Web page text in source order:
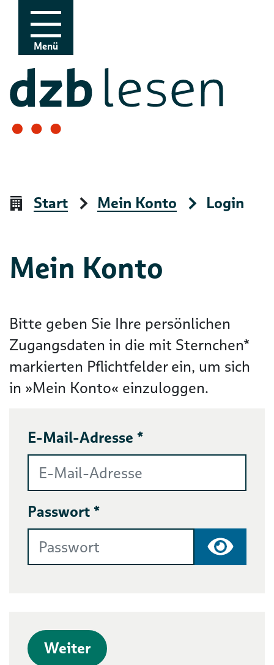
Zur Navigation
Zum Inhalt
Menü
Start Mein Konto Login
Mein Konto
Bitte geben Sie Ihre persönlichen
Zugangsdaten in die mit Sternchen*
markierten Pflichtfelder ein, um sich
in »Mein Konto« einzuloggen.
E-Mail-Adresse *
Passwort *
Weiter